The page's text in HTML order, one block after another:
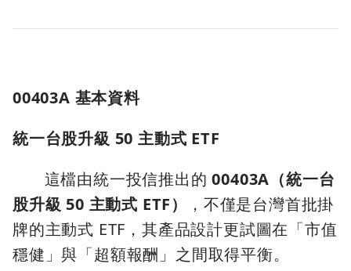
00403A 基本資料
統一台股升級 50 主動式 ETF
這檔由統一投信推出的00403A（統一台
股升級 50 主動式 ETF）
，不僅是台灣首批掛
牌的主動式 ETF，其產品設計更試圖在「市值
穩健」與「超額報酬」之間取得平衡。